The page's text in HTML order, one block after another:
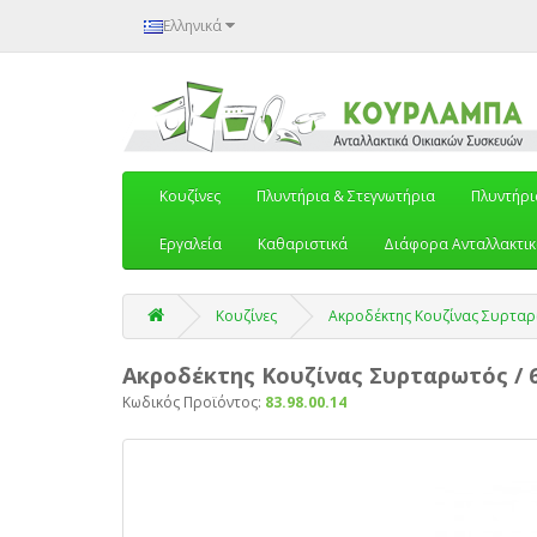
Ελληνικά
Κουζίνες Πλυντήρια & Στεγνωτήρια
Εργαλεία Καθαριστικά Διάφορα
Κουζίνες Ακροδέκτης Κουζίνας
Ακροδέκτης Κουζίνας Συρταρωτός /
Κωδικός Προϊόντος: 83.98.00.14